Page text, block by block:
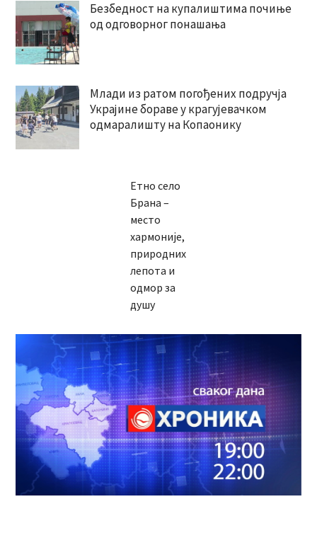
Безбедност на купалиштима почиње
од одговорног понашања
Млади из ратом погођених подручја
Украјине бораве у крагујевачком
одмаралишту на Копаонику
Етно село
Брана –
место
хармоније,
природних
лепота и
одмор за
душу